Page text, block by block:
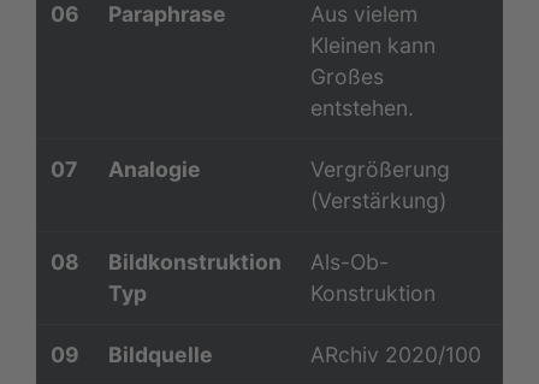
06 Paraphrase
Aus vielem
Kleinen kann
Großes
entstehen.
07 Analogie
Vergrößerung
(Verstärkung)
08
Bildkonstruktion
Typ
Als-Ob-
Konstruktion
09 Bildquelle ARchiv 2020/100